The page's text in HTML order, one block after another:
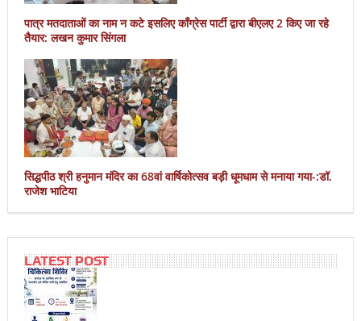
पात्र मतदाताओं का नाम न कटे इसलिए काँग्रेस पार्टी द्वारा बीएलए 2 किए जा रहे
तैयार: लखन कुमार सिंगला
सिद्धपीठ श्री हनुमान मंदिर का 68वां वार्षिकोत्सव बड़ी धूमधाम से मनाया गया-:डॉ.
राजेश भाटिया
LATEST POST